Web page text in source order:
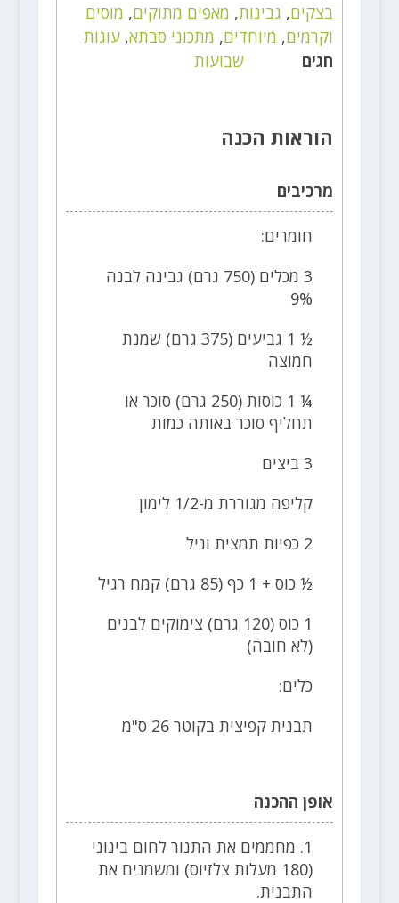
בצקים, גבינות, מאפים מתוקים, מוסים
וקרמים, מיוחדים, מתכוני סבתא, עוגות
חגים
שבועות
הוראות הכנה
מרכיבים
חומרים:
3 מכלים (750 גרם) גבינה לבנה
9%
½ 1 גביעים (375 גרם) שמנת
חמוצה
¼ 1 כוסות (250 גרם) סוכר או
תחליף סוכר באותה כמות
3 ביצים
קליפה מגוררת מ-1/2 לימון
2 כפיות תמצית וניל
½ כוס + 1 כף (85 גרם) קמח רגיל
1 כוס (120 גרם) צימוקים לבנים
(לא חובה)
כלים:
תבנית קפיצית בקוטר 26 ס"מ
אופן ההכנה
1. מחממים את התנור לחום בינוני
(180 מעלות צלזיוס) ומשמנים את
התבנית.